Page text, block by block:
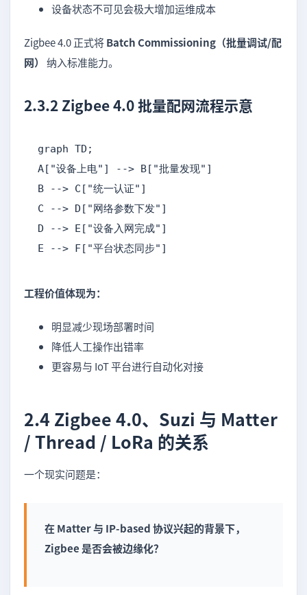
设备状态不可见会极大增加运维成本
Zigbee 4.0 正式将Batch Commissioning（批量调试/配
网）
纳入标准能力。
2.3.2 Zigbee 4.0 批量配网流程示意
graph TD;
A["设备上电"] --> B["批量发现"]
B --> C["统一认证"]
C --> D["网络参数下发"]
D --> E["设备入网完成"]
E --> F["平台状态同步"]
工程价值体现为：
明显减少现场部署时间
降低人工操作出错率
更容易与 IoT 平台进行自动化对接
2.4 Zigbee 4.0、Suzi 与 Matter
/ Thread / LoRa 的关系
一个现实问题是：
在 Matter 与 IP-based 协议兴起的背景下，
Zigbee 是否会被边缘化？